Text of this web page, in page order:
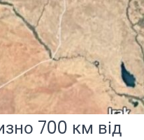
700 км від